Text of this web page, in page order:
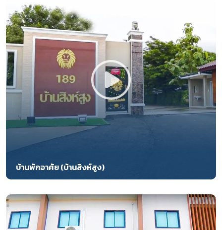
บ้านพักอาศัย (บ้านสิงห์สูง)